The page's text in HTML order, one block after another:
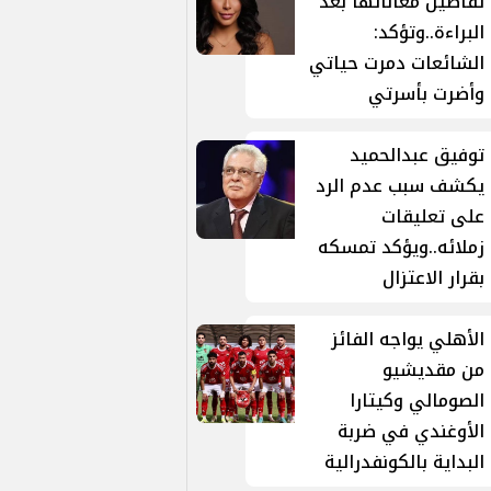
البراءة..وتؤكد:
الشائعات دمرت حياتي
وأضرت بأسرتي
توفيق عبدالحميد
يكشف سبب عدم الرد
على تعليقات
زملائه..ويؤكد تمسكه
بقرار الاعتزال
الأهلي يواجه الفائز
من مقديشيو
الصومالي وكيتارا
الأوغندي في ضربة
البداية بالكونفدرالية